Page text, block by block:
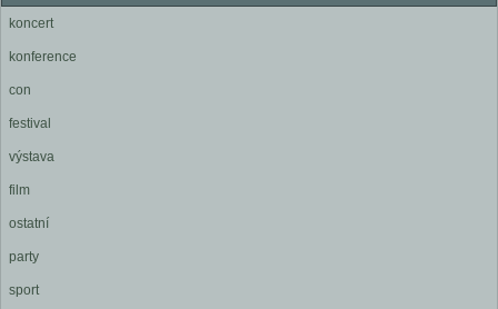
koncert
konference
con
festival
výstava
film
ostatní
party
sport